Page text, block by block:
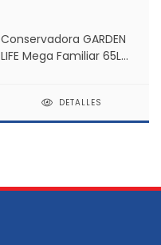
Conservadora GARDEN
LIFE Mega Familiar 65L
DETALLES